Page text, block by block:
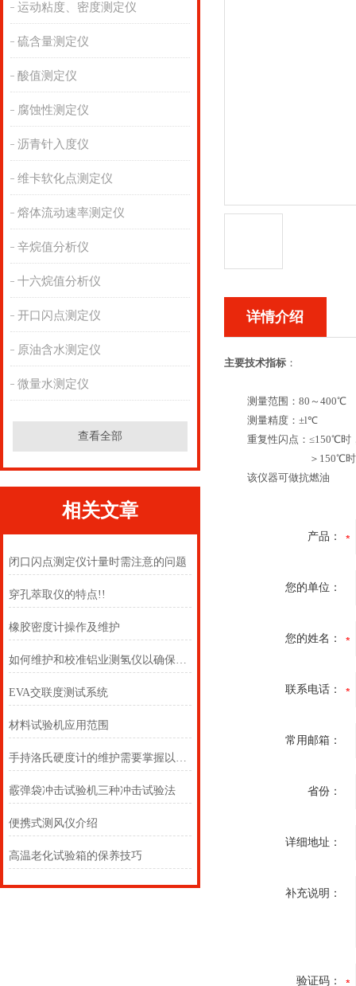
运动粘度、密度测定仪
硫含量测定仪
酸值测定仪
腐蚀性测定仪
沥青针入度仪
维卡软化点测定仪
熔体流动速率测定仪
辛烷值分析仪
十六烷值分析仪
开口闪点测定仪
原油含水测定仪
微量水测定仪
查看全部
相关文章
闭口闪点测定仪计量时需注意的问题
穿孔萃取仪的特点!!
橡胶密度计操作及维护
如何维护和校准铝业测氢仪以确保准确度？
EVA交联度测试系统
材料试验机应用范围
手持洛氏硬度计的维护需要掌握以下几点
霰弹袋冲击试验机三种冲击试验法
便携式测风仪介绍
高温老化试验箱的保养技巧
详情介绍
主要技术指标 ：
测量范围：80～400℃
测量精度：±l℃
重复性闪点：≤150℃时
＞150℃时，
该仪器可做抗燃油
产品：
您的单位：
您的姓名：
联系电话：
常用邮箱：
省份：
详细地址：
补充说明：
验证码：